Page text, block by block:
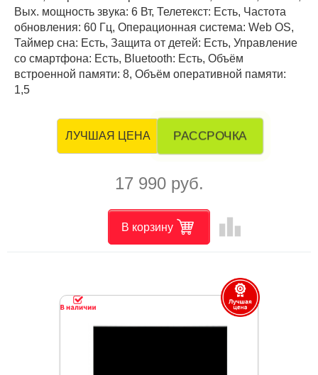
Вых. мощность звука: 6 Вт, Телетекст: Есть, Частота
обновления: 60 Гц, Операционная система: Web OS,
Таймер сна: Есть, Защита от детей: Есть, Управление
со смартфона: Есть, Bluetooth: Есть, Объём
встроенной памяти: 8, Объём оперативной памяти:
1,5
ЛУЧШАЯ ЦЕНА РАССРОЧКА
17 990 руб.
В корзину leaderboard